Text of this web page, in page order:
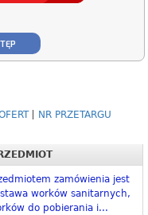
NR PRZETARGU
zamówienia jest
worków sanitarnych,
do pobierania i...